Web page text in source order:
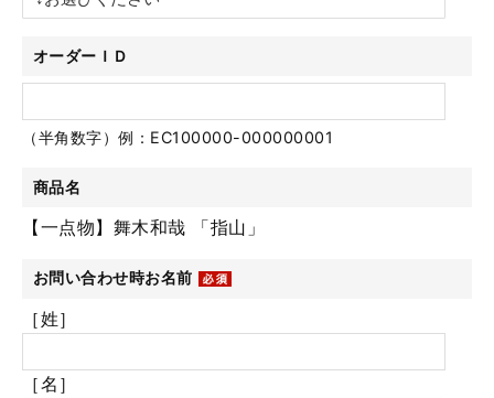
オーダーＩＤ
（半角数字）例：EC100000-000000001
商品名
【一点物】舞木和哉 「指山」
お問い合わせ時お名前
［姓］
［名］